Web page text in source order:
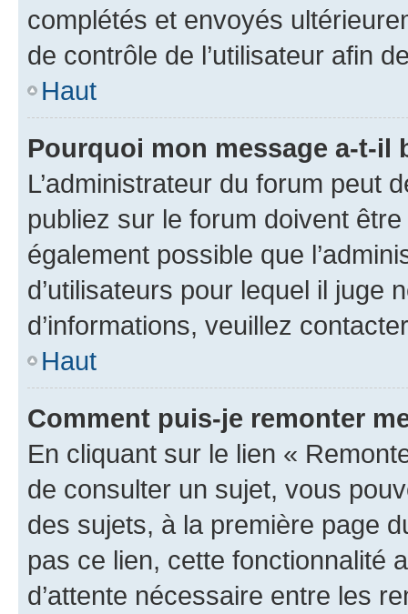
complétés et envoyés
de contrôle de l’utilisateur afin
Haut
Pourquoi mon message a-t-il
L’administrateur du forum peut
publiez sur le forum doivent
également possible que
d’utilisateurs pour lequel il juge
d’informations, veuillez
Haut
Comment puis-je remonter
En cliquant sur le lien «
de consulter un sujet, vous
des sujets, à la première page
pas ce lien, cette fonctionnalité
d’attente nécessaire entre les